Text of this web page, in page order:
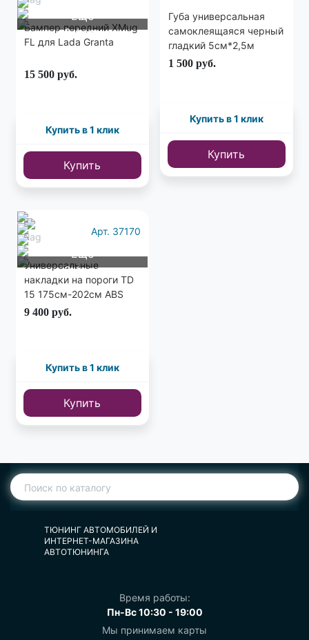
Еще
2 фото
Бампер передний XMug
FL для Lada Granta
15 500 руб.
Купить в 1 клик
Купить
Губа универсальная
самоклеящаяся черный
гладкий 5см*2,5м
1 500 руб.
Купить в 1 клик
Купить
Еще
8 фото
Арт. 37170
Универсальные
накладки на пороги TD
15 175см-202см ABS
пластик
9 400 руб.
Купить в 1 клик
Купить
ТЮНИНГ АВТОМОБИЛЕЙ И
ИНТЕРНЕТ-МАГАЗИНА
АВТОТЮНИНГА
Время работы:
Пн-Вс 10:30 - 19:00
Мы принимаем карты